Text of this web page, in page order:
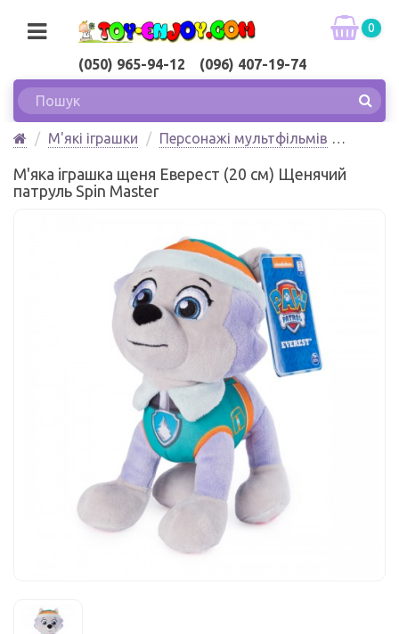
(050) 965-94-12 (096) 407-19-74
0
М'які іграшки
Персонажі мультфільмів
патруль Spin Master
М'яка іграшка щеня Еверест (20 см) Щенячий
патруль Spin Master